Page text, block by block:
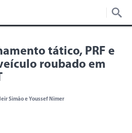
tático, PRF e
roubado em
Simão e Youssef Nimer